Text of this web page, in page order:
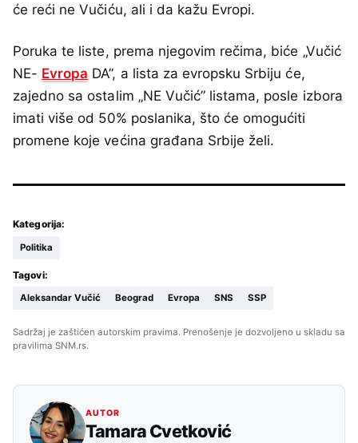
će reći ne Vučiću, ali i da kažu Evropi.
Poruka te liste, prema njegovim rečima, biće „Vučić
NE- Evropa DA”, a lista za evropsku Srbiju će,
zajedno sa ostalim „NE Vučić” listama, posle izbora
imati više od 50% poslanika, što će omogućiti
promene koje većina građana Srbije želi.
Kategorija:
Politika
Tagovi:
Aleksandar Vučić Beograd Evropa SNS SSP
Sadržaj je zaštićen autorskim pravima. Prenošenje je dozvoljeno u skladu sa
pravilima SNM.rs.
AUTOR
Tamara Cvetković